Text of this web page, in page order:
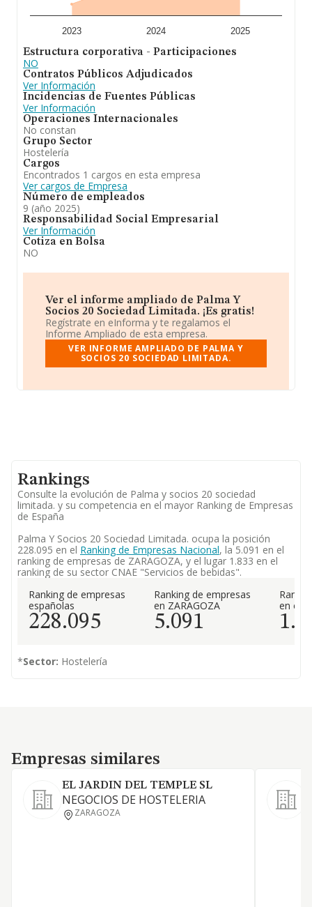
Con el fin de ampliar la información relativa a las
compañías, los empleados de media son 2; la
antigüedad desde la constitución es de 16 años.
En definitiva, la actividad dePalma y Socios 20
Sociedad Limitada
hostelería y restauración, así como de los servicios
auxiliares de dichas actividades, y la comercialización de
productos para estas actividades. Ha experimentado un
retroceso en el ranking de su sector (Establecimientos
de bebidas). En el ranking de todas las empresas en el
territorio nacional, ha experimentado un retroceso.
2023 2024 2025
Estructura corporativa - Participaciones
NO
Contratos Públicos Adjudicados
Ver Información
Incidencias de Fuentes Públicas
Ver Información
Operaciones Internacionales
No constan
Grupo Sector
Hostelería
Cargos
Encontrados 1 cargos en esta empresa
Ver cargos de Empresa
Número de empleados
9 (año 2025)
Responsabilidad Social Empresarial
Ver Información
Cotiza en Bolsa
NO
Ver el informe ampliado de Palma Y
Socios 20 Sociedad Limitada. ¡Es gratis!
Regístrate en eInforma y te regalamos el
Informe Ampliado de esta empresa.
VER INFORME AMPLIADO DE PALMA Y
SOCIOS 20 SOCIEDAD LIMITADA.
Rankings
Consulte la evolución de Palma y socios 20 sociedad
limitada. y su competencia en el mayor Ranking de Empresas
de España
Palma Y Socios 20 Sociedad Limitada. ocupa la posición
228.095 en el Ranking de Empresas Nacional, la 5.091 en el
ranking de empresas de ZARAGOZA, y el lugar 1.833 en el
ranking de su sector CNAE "Servicios de bebidas".
Ranking de empresas
españolas
228.095
Ranking de empresas
en ZARAGOZA
5.091
en el
*Sector: Hostelería
Empresas similares
Empresas similares
EL JARDIN DEL TEMPLE SL
NEGOCIOS DE HOSTELERIA
ZARAGOZA